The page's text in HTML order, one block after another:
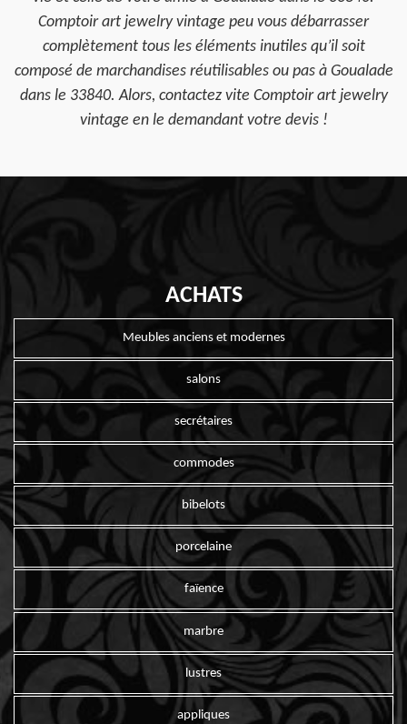
Comptoir art jewelry vintage peu vous débarrasser
complètement tous les éléments inutiles qu’il soit
composé de marchandises réutilisables ou pas à Goualade
dans le 33840. Alors, contactez vite Comptoir art jewelry
vintage en le demandant votre devis !
ACHATS
Meubles anciens et modernes
salons
secrétaires
commodes
bibelots
porcelaine
faïence
marbre
lustres
appliques